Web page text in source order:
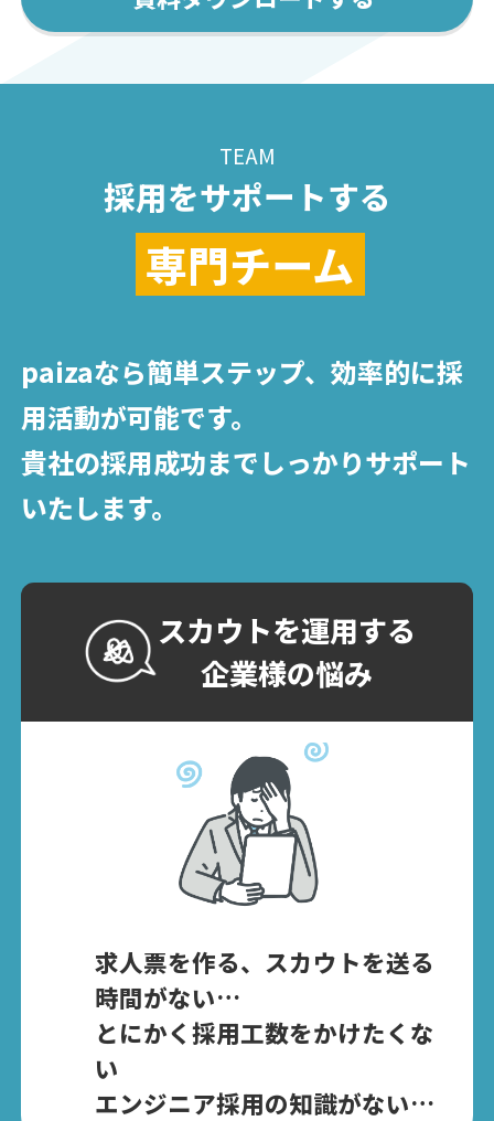
TEAM
採用をサポートする
専門チーム
paizaなら簡単ステップ、効率的に採
用活動が可能です。
貴社の採用成功までしっかりサポート
いたします。
スカウトを運用する
企業様の悩み
求人票を作る、スカウトを送る
時間がない…
とにかく採用工数をかけたくな
い
エンジニア採用の知識がない…